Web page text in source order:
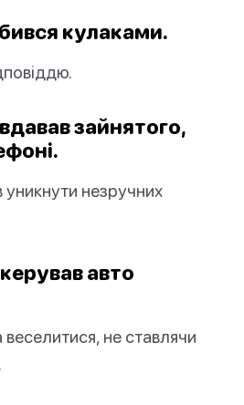
кулаками.
зайнятого,
уникнути незручних
авто
не ставлячи